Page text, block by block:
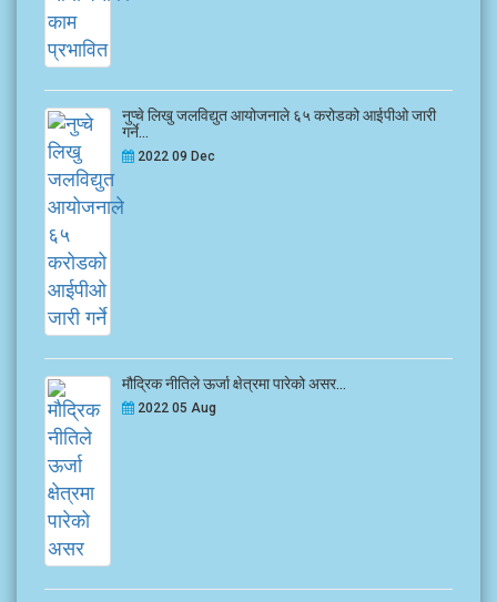
नुप्चे लिखु जलविद्युत आयोजनाले ६५ करोडको आईपीओ जारी
गर्ने...
2022 09 Dec
मौद्रिक नीतिले ऊर्जा क्षेत्रमा पारेको असर...
2022 05 Aug